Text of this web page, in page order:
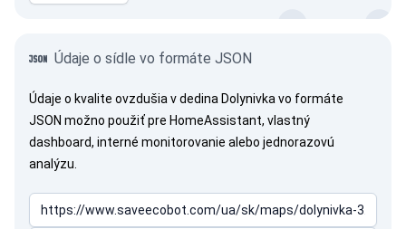
Údaje o sídle vo formáte JSON
Údaje o kvalite ovzdušia v dedina Dolynivka vo formáte
JSON možno použiť pre HomeAssistant, vlastný
dashboard, interné monitorovanie alebo jednorazovú
analýzu.